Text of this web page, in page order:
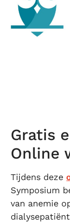
Gratis
Online
Tijdens deze
Symposium
van anemie